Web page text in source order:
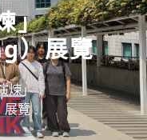
」
）展覽
煉」
覽